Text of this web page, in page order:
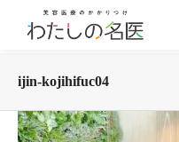
ijin-kojihifuc04